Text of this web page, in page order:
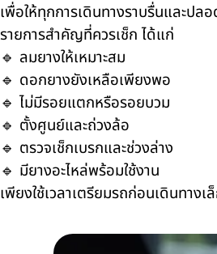
เพื่อให้ทุกการเดินทางราบรื่นและป
รายการสำคัญที่ควรเช็ก ได้แก่
🔹 ลมยางให้เหมาะสม
🔹 ดอกยางยังเหลือเพียงพอ
🔹 ไม่มีรอยแตกหรือรอยบวม
🔹 ตั้งศูนย์และถ่วงล้อ
🔹 ตรวจเช็กเบรกและช่วงล่าง
🔹 มียางอะไหล่พร้อมใช้งาน
เพียงใช้เวลาเตรียมรถก่อนเดินทาง